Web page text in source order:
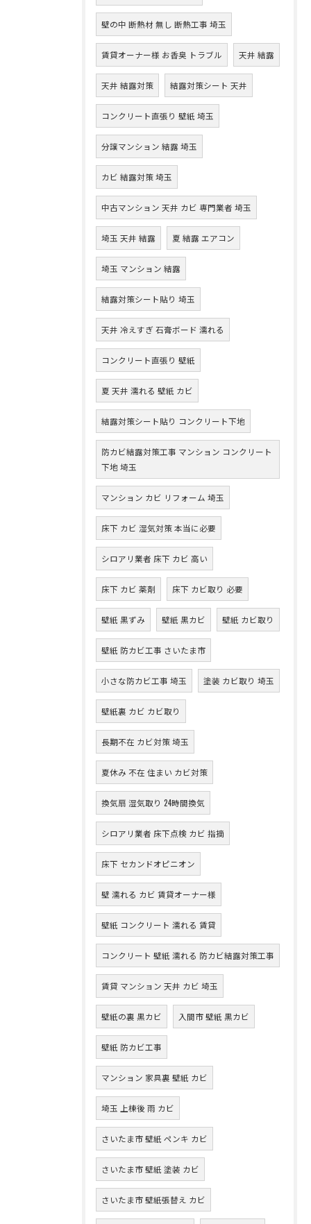
壁の中 断熱材 無し 断熱工事 埼玉
賃貸オーナー様 お香臭 トラブル 天井 結露
天井 結露対策 結露対策シート 天井
コンクリート直張り 壁紙 埼玉
分譲マンション 結露 埼玉
カビ 結露対策 埼玉
中古マンション 天井 カビ 専門業者 埼玉
埼玉 天井 結露 夏 結露 エアコン
埼玉 マンション 結露
結露対策シート貼り 埼玉
天井 冷えすぎ 石膏ボード 濡れる
コンクリート直張り 壁紙
夏 天井 濡れる 壁紙 カビ
結露対策シート貼り コンクリート下地
防カビ結露対策工事 マンション コンクリート
下地 埼玉
マンション カビ リフォーム 埼玉
床下 カビ 湿気対策 本当に必要
シロアリ業者 床下 カビ 高い
床下 カビ 薬剤 床下 カビ取り 必要
壁紙 黒ずみ 壁紙 黒カビ 壁紙 カビ取り
壁紙 防カビ工事 さいたま市
小さな防カビ工事 埼玉 塗装 カビ取り 埼玉
壁紙裏 カビ カビ取り
長期不在 カビ対策 埼玉
夏休み 不在 住まい カビ対策
換気扇 湿気取り 24時間換気
シロアリ業者 床下点検 カビ 指摘
床下 セカンドオピニオン
壁 濡れる カビ 賃貸オーナー様
壁紙 コンクリート 濡れる 賃貸
コンクリート 壁紙 濡れる 防カビ結露対策工事
賃貸 マンション 天井 カビ 埼玉
壁紙の裏 黒カビ 入間市 壁紙 黒カビ
壁紙 防カビ工事
マンション 家具裏 壁紙 カビ
埼玉 上棟後 雨 カビ
さいたま市 壁紙 ペンキ カビ
さいたま市 壁紙 塗装 カビ
さいたま市 壁紙張替え カビ